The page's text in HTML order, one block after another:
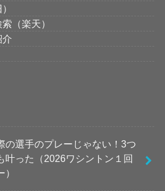
（楽天）
介
の選手のプレーじゃない！3つ
叶った（2026ワシントン１回